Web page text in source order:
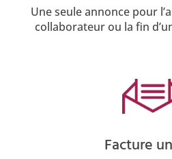
Une seule annonce pour
collaborateur ou la fin
Facture